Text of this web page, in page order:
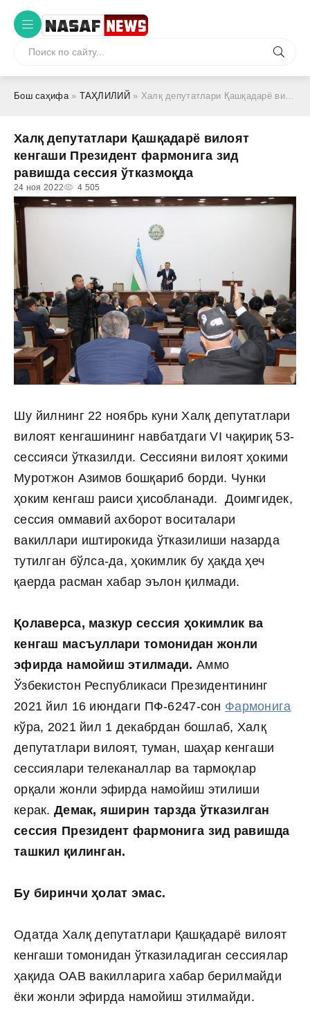
Бош саҳифа» ТАҲЛИЛИЙ » Халқ депутатлари Қашқадарё вилоят кенгаши Президент фармонига зид равишда сессия ўтказмоқда
Халқ депутатлари Қашқадарё вилоят
кенгаши Президент фармонига зид
равишда сессия ўтказмоқда
24 ноя 2022 4 505
Шу йилнинг 22 ноябрь куни Халқ депутатлари
вилоят кенгашининг навбатдаги VI чақириқ 53-
сессияси ўтказилди. Сессияни вилоят ҳокими
Муротжон Азимов бошқариб борди. Чунки
ҳоким кенгаш раиси ҳисобланади. Доимгидек,
сессия оммавий ахборот воситалари
вакиллари иштирокида ўтказилиши назарда
тутилган бўлса-да, ҳокимлик бу ҳақда ҳеч
қаерда расман хабар эълон қилмади.
Қолаверса, мазкур сессия ҳокимлик ва
кенгаш масъуллари томонидан жонли
эфирда намойиш этилмади. Аммо
Ўзбекистон Республикаси Президентининг
2021 йил 16 июндаги ПФ-6247-сон Фармонига
кўра, 2021 йил 1 декабрдан бошлаб, Халқ
депутатлари вилоят, туман, шаҳар кенгаши
сессиялари телеканаллар ва тармоқлар
орқали жонли эфирда намойиш этилиши
керак. Демак, яширин тарзда ўтказилган
сессия Президент фармонига зид равишда
ташкил қилинган.
Бу биринчи ҳолат эмас.
Одатда Халқ депутатлари Қашқадарё вилоят
кенгаши томонидан ўтказиладиган сессиялар
ҳақида ОАВ вакилларига хабар берилмайди
ёки жонли эфирда намойиш этилмайди.